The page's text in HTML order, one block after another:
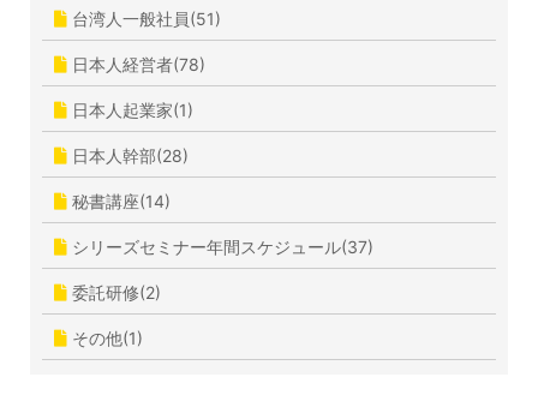
台湾人一般社員(51)
日本人経営者(78)
日本人起業家(1)
日本人幹部(28)
秘書講座(14)
シリーズセミナー年間スケジュール(37)
委託研修(2)
その他(1)